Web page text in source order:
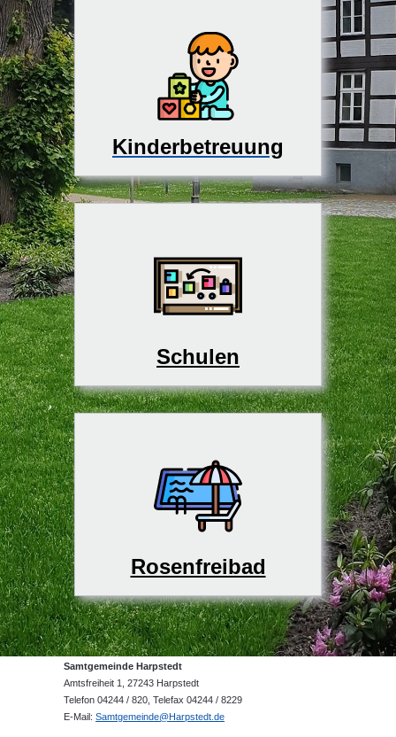
Kinderbetreuung
Schulen
Rosenfreibad
Samtgemeinde Harpstedt
Amtsfreiheit 1, 27243 Harpstedt
Telefon 04244 / 820, Telefax 04244 / 8229
E-Mail: Samtgemeinde@Harpstedt.de